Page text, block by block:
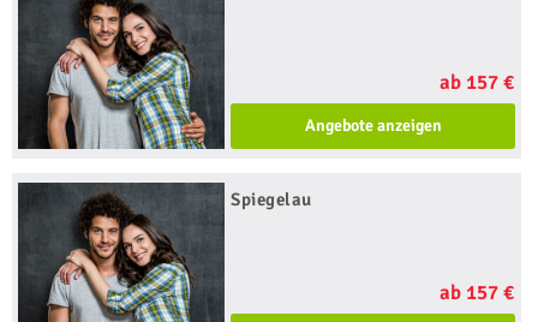
ab 157 €
Angebote anzeigen
Spiegelau
ab 157 €